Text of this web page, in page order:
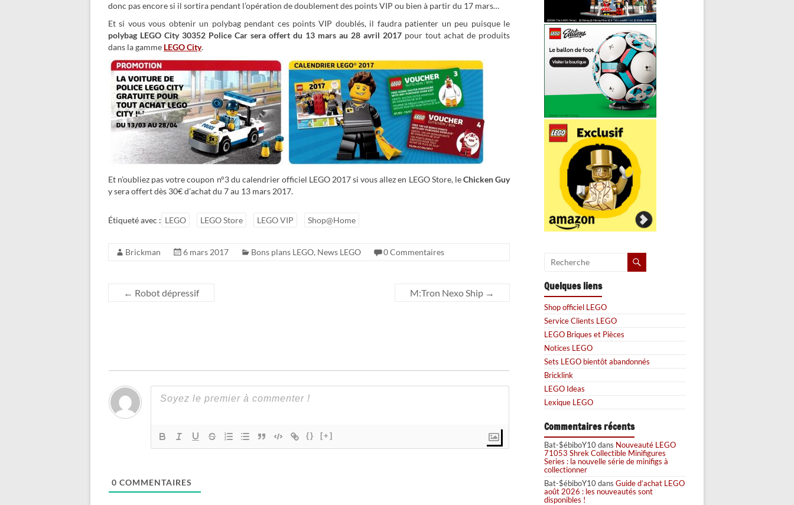
donc pas encore si il sortira pendant l’opération de doublement des points VIP ou bien à partir du 17 mars…
Et si vous vous obtenir un polybag pendant ces points VIP doublés, il faudra patienter un peu puisque le
polybag LEGO City 30352 Police Car sera offert du 13 mars au 28 avril 2017 pour tout achat de produits
dans la gamme LEGO City.
Et n’oubliez pas votre coupon n°3 du calendrier officiel LEGO 2017 si vous allez en LEGO Store, leChicken Guy
y sera offert dès 30€ d’achat du 7 au 13 mars 2017.
Étiqueté avec : LEGO LEGO Store LEGO VIP Shop@Home
Brickman 6 mars 2017 Bons plans LEGO, News LEGO 0 Commentaires
← Robot dépressif M:Tron Nexo Ship →
{} [+]
0 COMMENTAIRES
Quelques liens
Shop officiel LEGO
Service Clients LEGO
LEGO Briques et Pièces
Notices LEGO
Sets LEGO bientôt abandonnés
Bricklink
LEGO Ideas
Lexique LEGO
Commentaires récents
Bat-$ébiboY10dans Nouveauté LEGO
71053 Shrek Collectible Minifigures
Series : la nouvelle série de minifigs à
collectionner
Bat-$ébiboY10dans Guide d’achat LEGO
août 2026 : les nouveautés sont
disponibles !